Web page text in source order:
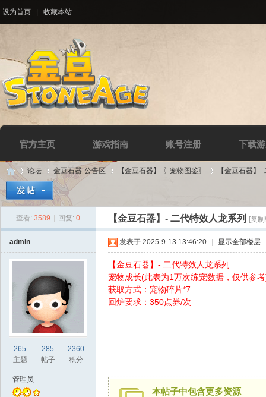
设为首页 收藏本站
官方主页 游戏指南 账号注册 下载
»
论坛
›
金豆石器-公告区 【金豆石器】-〖宠物图鉴〗
›
【金豆石器】
查看: 3589 回复: 0 【金豆石器】- 二代特效人龙系列 [复
admin
265
主题
285
帖子
2360
积分
管理员
发表于 2025-9-13 13:46:20 显示全部楼层
【金豆石器】- 二代特效人龙系列
宠物成长(此表为1万次练宠数据，仅供参
获取方式：宠物碎片*7
回炉要求：350点券/次
本帖子中包含更多资源